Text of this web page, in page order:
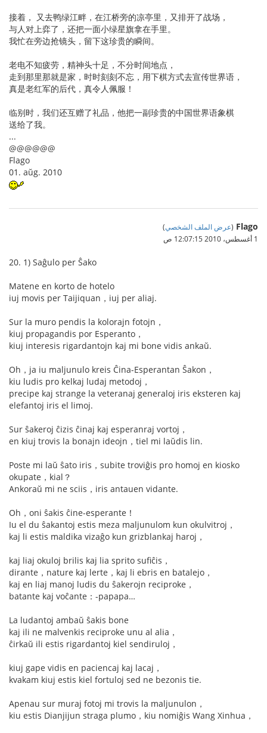
接着， 又去鸭绿江畔，在江桥旁的凉亭里，又排开了战场，
与人对上弈了，还把一面小绿星旗拿在手里。
我忙在旁边抢镜头，留下这珍贵的瞬间。
老电不知疲劳，精神头十足，不分时间地点，
走到那里那就是家，时时刻刻不忘，用下棋方式去宣传世界语，
真是老红军的后代，真令人佩服！
临别时，我们还互赠了礼品，他把一副珍贵的中国世界语象棋
送给了我。
...
@@@@@@
Flago
01. aŭg. 2010
Flago
(عرض الملف الشخصي)
1 أغسطس، 2010 12:07:15 ص
20. 1) Saĝulo per Ŝako
Matene en korto de hotelo
iuj movis per Taijiquan，iuj per aliaj.
Sur la muro pendis la kolorajn fotojn，
kiuj propagandis por Esperanto，
kiuj interesis rigardantojn kaj mi bone vidis ankaŭ.
Oh，ja iu maljunulo kreis Ĉina-Esperantan Ŝakon，
kiu ludis pro kelkaj ludaj metodoj，
precipe kaj strange la veteranaj generaloj iris eksteren kaj
elefantoj iris el limoj.
Sur ŝakeroj ĉizis ĉinaj kaj esperanraj vortoj，
en kiuj trovis la bonajn ideojn，tiel mi laŭdis lin.
Poste mi laŭ ŝato iris，subite troviĝis pro homoj en kiosko
okupate，kial？
Ankoraŭ mi ne sciis，iris antauen vidante.
Oh，oni ŝakis ĉine-esperante！
Iu el du ŝakantoj estis meza maljunulom kun okulvitroj，
kaj li estis maldika vizaĝo kun grizblankaj haroj，
kaj liaj okuloj brilis kaj lia sprito sufiĉis，
dirante，nature kaj lerte，kaj li ebris en batalejo，
kaj en liaj manoj ludis du ŝakerojn reciproke，
batante kaj voĉante：-papapa…
La ludantoj ambaŭ ŝakis bone
kaj ili ne malvenkis reciproke unu al alia，
ĉirkaŭ ili estis rigardantoj kiel sendiruloj，
kiuj gape vidis en paciencaj kaj lacaj，
kvakam kiuj estis kiel fortuloj sed ne bezonis tie.
Apenau sur muraj fotoj mi trovis la maljunulon，
kiu estis Dianjijun straga plumo，kiu nomiĝis Wang Xinhua，